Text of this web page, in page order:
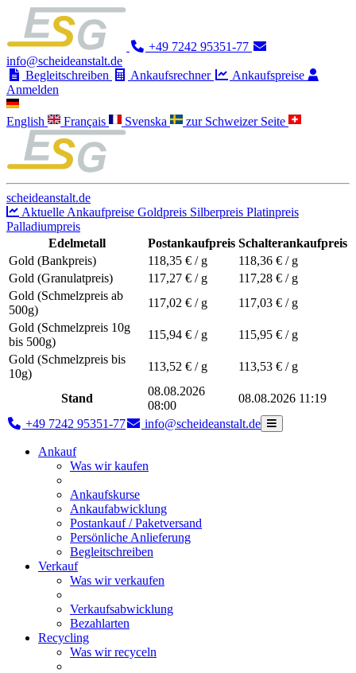
+49 7242 95351-77
info@scheideanstalt.de
Begleitschreiben
Ankaufsrechner
Ankaufspreise
Anmelden
English Français Svenska zur Schweizer Seite
scheideanstalt.de
Aktuelle Ankaufpreise Goldpreis Silberpreis Platinpreis
Palladiumpreis
Edelmetall
Postankaufpreis Schalterankaufpreis
Gold (Bankpreis)
118,35 € / g 118,36 € / g
Gold (Granulatpreis)
117,27 € / g 117,28 € / g
Gold (Schmelzpreis ab
500g)
117,02 € / g 117,03 € / g
Gold (Schmelzpreis 10g
bis 500g)
115,94 € / g 115,95 € / g
Gold (Schmelzpreis bis
10g)
113,52 € / g 113,53 € / g
Stand
08.08.2026
08:00
08.08.2026 11:19
+49 7242 95351-77 info@scheideanstalt.de
Ankauf
Was wir kaufen
Ankaufskurse
Ankaufabwicklung
Postankauf / Paketversand
Persönliche Anlieferung
Begleitschreiben
Verkauf
Was wir verkaufen
Verkaufsabwicklung
Bezahlarten
Recycling
Was wir recyceln